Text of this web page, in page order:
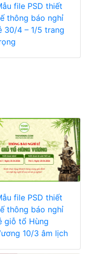
file PSD thiết
thông báo nghỉ
30/4 – 1/5 trang
file PSD thiết
thông báo nghỉ
giỗ tổ Hùng
10/3 âm lịch